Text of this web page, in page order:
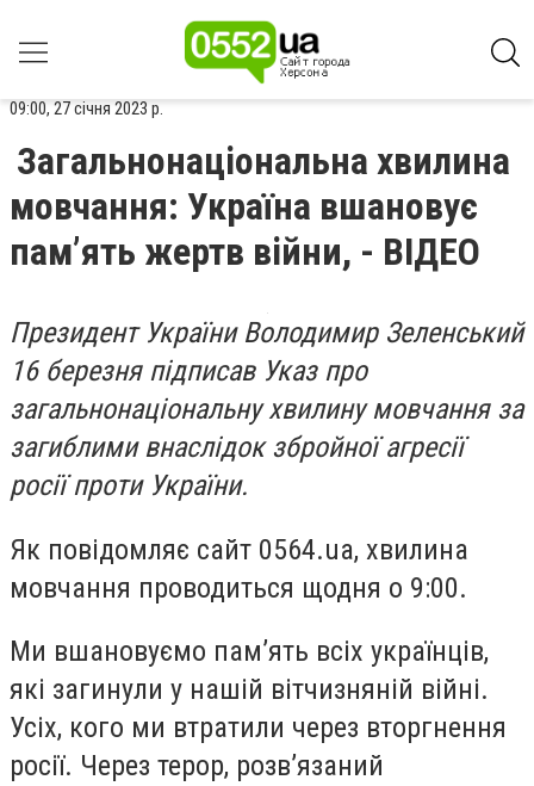
09:00, 27 січня 2023 р.
Загальнонаціональна хвилина
мовчання: Україна вшановує
пам’ять жертв війни, - ВІДЕО
Президент України Володимир Зеленський
16 березня підписав Указ про
загальнонаціональну хвилину мовчання за
загиблими внаслідок збройної агресії
росії проти України.
Як повідомляє сайт 0564.ua, хвилина
мовчання проводиться щодня о 9:00.
Ми вшановуємо памʼять всіх українців,
які загинули у нашій вітчизняній війні.
Усіх, кого ми втратили через вторгнення
росії. Через терор, розвʼязаний